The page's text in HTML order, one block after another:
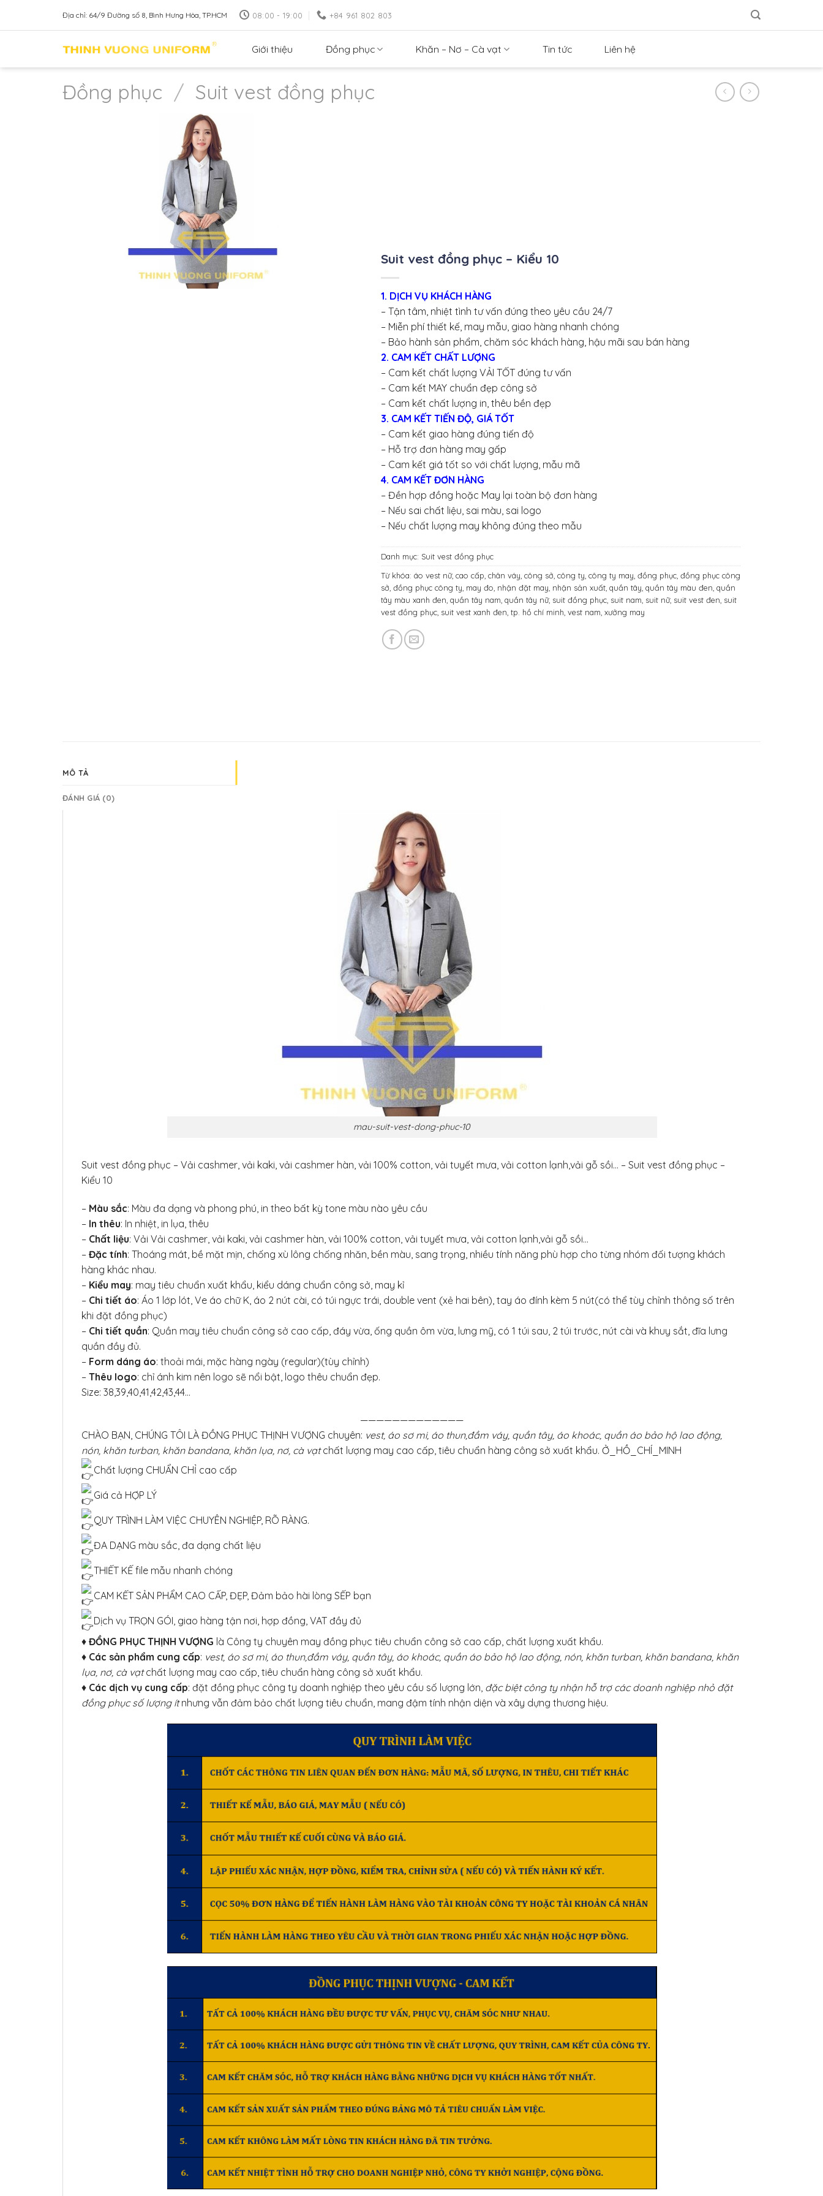
Địa chỉ: 64/9 Đường số 8, Bình Hưng Hòa, TP.HCM 08:00 - 19:00 +84 961 802 803
Giới thiệu Đồng phục Khăn – Nơ – Cà vạt Tin tức Liên hệ
Đồng phục / Suit vest đồng phục
Suit vest đồng phục – Kiểu 10
1. DỊCH VỤ KHÁCH HÀNG
– Tận tâm, nhiệt tình tư vấn đúng theo yêu cầu 24/7
– Miễn phí thiết kế, may mẫu, giao hàng nhanh chóng
– Bảo hành sản phẩm, chăm sóc khách hàng, hậu mãi sau bán hàng
2. CAM KẾT CHẤT LƯỢNG
– Cam kết chất lượng VẢI TỐT đúng tư vấn
– Cam kết MAY chuẩn đẹp công sở
– Cam kết chất lượng in, thêu bền đẹp
3. CAM KẾT TIẾN ĐỘ, GIÁ TỐT
– Cam kết giao hàng đúng tiến độ
– Hỗ trợ đơn hàng may gấp
– Cam kết giá tốt so với chất lượng, mẫu mã
4. CAM KẾT ĐƠN HÀNG
– Đền hợp đồng hoặc May lại toàn bộ đơn hàng
– Nếu sai chất liệu, sai màu, sai logo
– Nếu chất lượng may không đúng theo mẫu
Danh mục: Suit vest đồng phục
Từ khóa:áo vest nữ,cao cấp ,chân váy ,công sở ,công ty ,công ty may ,đồng phục ,đồng phục công
sở ,đồng phục công ty may đo nhận đặt may nhận sản xuất ,quần tây ,quần tây màu đen ,quần
tây màu xanh đen ,quần tây nam ,quần tây nữ, suit đồng phục suit nam suit nữ, suit vest đen suit
vest đồng phục suit vest xanh đen ,tp. hồ chí minh ,vest nam ,xưởng may
MÔ TẢ
ĐÁNH GIÁ (0)
mau-suit-vest-dong-phuc-10
Suit vest đồng phục – Vải cashmer, vải kaki, vải cashmer hàn, vải 100% cotton, vải tuyết mưa, vải cotton lạnh,vải gỗ sồi… – Suit vest đồng phục –
Kiểu 10
– Màu sắc: Màu đa dạng và phong phú, in theo bất kỳ tone màu nào yêu cầu
– In thêu: In nhiệt, in lụa, thêu
– Chất liệu: Vải Vải cashmer, vải kaki, vải cashmer hàn, vải 100% cotton, vải tuyết mưa, vải cotton lạnh,vải gỗ sồi…
– Đặc tính: Thoáng mát, bề mặt mịn, chống xù lông chống nhăn, bền màu, sang trọng, nhiều tính năng phù hợp cho từng nhóm đối tượng khách
hàng khác nhau.
– Kiểu may: may tiêu chuẩn xuất khẩu, kiểu dáng chuẩn công sở, may kỉ
– Chi tiết áo: Áo 1 lớp lót, Ve áo chữ K, áo 2 nút cài, có túi ngực trái, double vent (xẻ hai bên), tay áo đính kèm 5 nút(có thể tùy chỉnh thông số trên
khi đặt đồng phục)
– Chi tiết quần: Quần may tiêu chuẩn công sở cao cấp, đáy vừa, ống quần ôm vừa, lưng mỹ, có 1 túi sau, 2 túi trước, nút cài và khuy sắt, đĩa lưng
quần đầy đủ.
– Form dáng áo: thoải mái, mặc hàng ngày (regular)(tùy chỉnh)
– Thêu logo: chỉ ánh kim nên logo sẽ nổi bật, logo thêu chuẩn đẹp.
Size: 38,39,40,41,42,43,44…
—————————————
CHÀO BẠN, CHÚNG TÔI LÀ ĐỒNG PHỤC THỊNH VƯỢNG chuyên: vest, áo sơ mi, áo thun,đầm váy, quần tây, áo khoác, quần áo bảo hộ lao động,
nón, khăn turban, khăn bandana, khăn lụa, nơ, cà vạtchất lượng may cao cấp, tiêu chuẩn hàng công sở xuất khẩu. Ở_HỒ_CHÍ_MINH
Chất lượng CHUẨN CHỈ cao cấp
Giá cả HỢP LÝ
QUY TRÌNH LÀM VIỆC CHUYÊN NGHIỆP, RÕ RÀNG.
ĐA DẠNG màu sắc, đa dạng chất liệu
THIẾT KẾ file mẫu nhanh chóng
CAM KẾT SẢN PHẨM CAO CẤP, ĐẸP, Đảm bảo hài lòng SẾP bạn
Dịch vụ TRỌN GÓI, giao hàng tận nơi, hợp đồng, VAT đầy đủ
♦ ĐỒNG PHỤC THỊNH VƯỢNG là Công ty chuyên may đồng phục tiêu chuẩn công sở cao cấp, chất lượng xuất khẩu.
♦ Các sản phẩm cung cấp: vest, áo sơ mi, áo thun,đầm váy, quần tây, áo khoác, quần áo bảo hộ lao động, nón, khăn turban, khăn bandana, khăn
lụa, nơ, cà vạtchất lượng may cao cấp, tiêu chuẩn hàng công sở xuất khẩu.
♦ Các dịch vụ cung cấp: đặt đồng phục công ty doanh nghiệp theo yêu cầu số lượng lớn, đặc biệt công ty nhận hỗ trợ các doanh nghiệp nhỏ đặt
đồng phục số lượng ítnhưng vẫn đảm bảo chất lượng tiêu chuẩn, mang đậm tính nhận diện và xây dựng thương hiệu.